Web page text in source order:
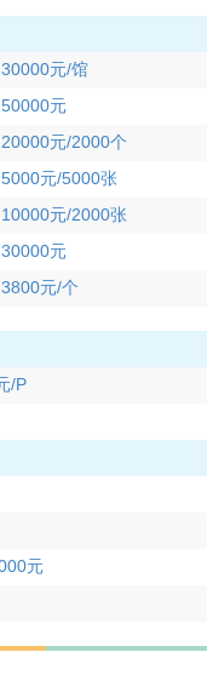
30000元/馆
50000元
20000元/2000个
5000元/5000张
10000元/2000张
30000元
3800元/个
/P
元